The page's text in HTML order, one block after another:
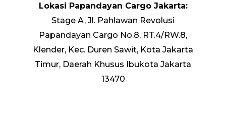
Lokasi Papandayan Cargo Jakarta:
Stage A, Jl. Pahlawan Revolusi
Papandayan Cargo No.8, RT.4/RW.8,
Klender, Kec. Duren Sawit, Kota Jakarta
Timur, Daerah Khusus Ibukota Jakarta
13470